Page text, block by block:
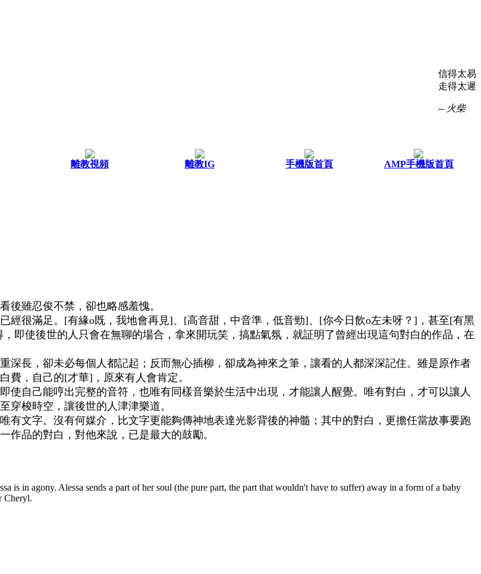
信得太易
走得太遲
-- 火柴
離教視頻 離教IG 手機版首頁 AMP手機版首頁
後雖忍俊不禁，卻也略感羞愧。
經很滿足。[有緣o既，我地會再見]、[高音甜，中音準，低音勁]、[你今日飲o左未呀？]，甚至[有黑
即使後世的人只會在無聊的場合，拿來開玩笑，搞點氣氛，就証明了曾經出現這句對白的作品，在
深長，卻未必每個人都記起；反而無心插柳，卻成為神來之筆，讓看的人都深深記住。雖是原作者
費，自己的[才華]，原來有人會肯定。
使自己能哼出完整的音符，也唯有同樣音樂於生活中出現，才能讓人醒覺。唯有對白，才可以讓人
穿梭時空，讓後世的人津津樂道。
有文字。沒有何媒介，比文字更能夠傳神地表達光影背後的神髓；其中的對白，更擔任當故事要跑
作品的對白，對他來說，已是最大的鼓勵。
is in agony. Alessa sends a part of her soul (the pure part, the part that wouldn't have to suffer) away in a form of a baby
Cheryl.